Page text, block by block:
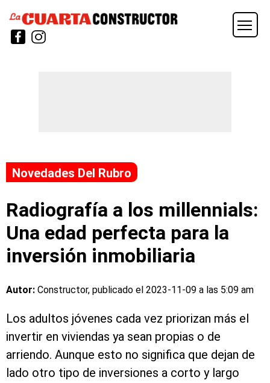
Novedades Del Rubro
Radiografía a los millennials:
Una edad perfecta para la
inversión inmobiliaria
Autor: Constructor, publicado el 2023-11-09 a las 5:09 am
Los adultos jóvenes cada vez priorizan más el
invertir en viviendas ya sean propias o de
arriendo. Aunque esto no significa que dejan de
lado otro tipo de inversiones a corto y largo